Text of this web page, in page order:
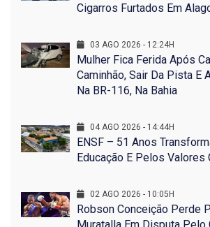
Cigarros Furtados Em
03 AGO 2026 - 12:24H
Mulher Fica Ferida Após
Caminhão, Sair Da Pista E
Na BR-116, Na Bahia
04 AGO 2026 - 14:44H
ENSF – 51 Anos
Educação E Pelos Valores
02 AGO 2026 - 10:05H
Robson Conceição Perde